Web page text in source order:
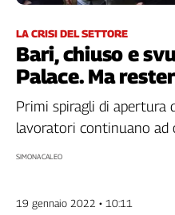
Categorie
Filcams
Filctem
Fillea
Fiom
Flai
LA CRISI DEL SETTORE
Bari, chiuso e
Palace. Ma
Primi spiragli di apertura
lavoratori continuano ad
SIMONA CALEO
19 gennaio 2022 • 10:11